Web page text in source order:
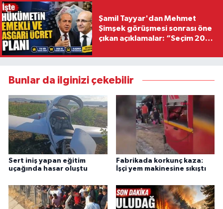
Şamil Tayyar'dan Mehmet
Şimşek görüşmesi sonrası öne
çıkan açıklamalar: “Seçim 2028
Bunlar da ilginizi çekebilir
Sert iniş yapan eğitim
uçağında hasar oluştu
Fabrikada korkunç kaza:
İşçi yem makinesine sıkıştı